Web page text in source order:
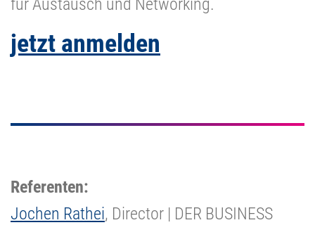
für Austausch und Networking.
jetzt anmelden
Referenten:
Jochen Rathei, Director | DER BUSINESS